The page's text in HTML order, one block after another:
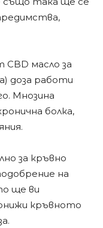
масло за
доза работи
Мнозина
болка,
за кръвно
на
ще ви
кръвното